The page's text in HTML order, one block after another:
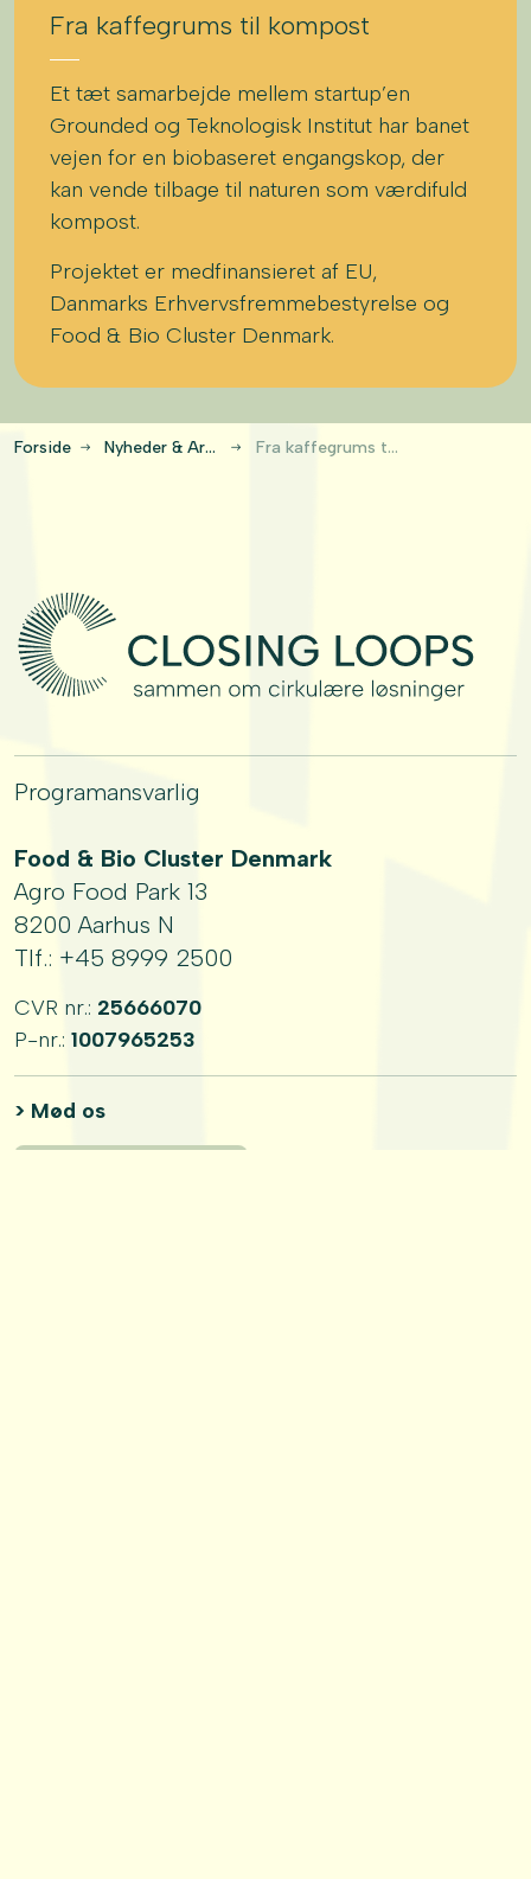
Fra kaffegrums til kompost
Et tæt samarbejde mellem startup’en
Grounded og Teknologisk Institut har banet
vejen for en biobaseret engangskop, der
kan vende tilbage til naturen som værdifuld
kompost.
Projektet er medfinansieret af EU,
Danmarks Erhvervsfremmebestyrelse og
Food & Bio Cluster Denmark.
Forside Nyheder & Artikler Fra kaffegrums til kompost: Cirkulær engangskop
Programansvarlig
Food & Bio Cluster Denmark
Agro Food Park 13
8200 Aarhus N
Tlf.: +45 8999 2500
CVR nr.: 25666070
P-nr.:1007965253
> Mød os